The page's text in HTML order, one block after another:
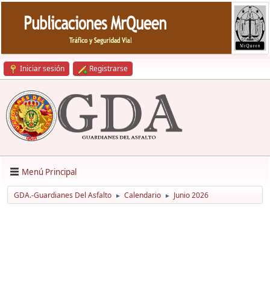
Iniciar sesión Registrarse
Menú Principal
GDA.-Guardianes Del Asfalto ► Calendario ► Junio 2026